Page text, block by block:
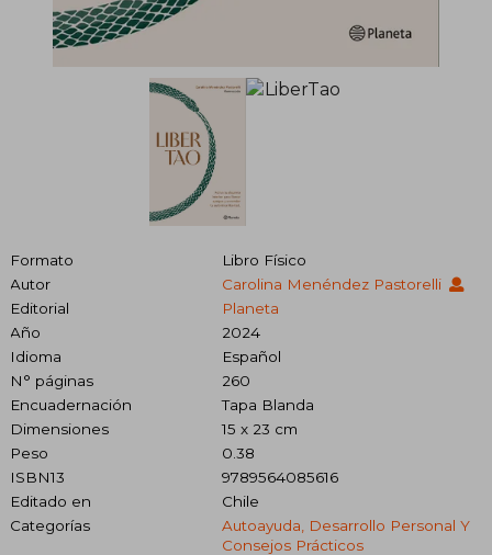
Formato
Libro Físico
Autor
Carolina Menéndez Pastorelli
Editorial
Planeta
Año
2024
Idioma
Español
N° páginas
260
Encuadernación
Tapa Blanda
Dimensiones
15 x 23 cm
Peso
0.38
ISBN13
9789564085616
Editado en
Chile
Categorías
Autoayuda, Desarrollo Personal Y
Consejos Prácticos